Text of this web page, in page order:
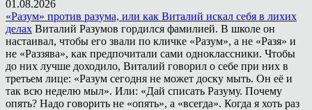
01.08.2026
«Разум» против разума, или как Виталий искал себя в лихих
делах Виталий Разумов гордился фамилией. В школе он
настаивал, чтобы его звали по кличке «Разум», а не «Разя» и
не «Раззява», как предпочитали сами одноклассники. Чтобы
до них лучше доходило, Виталий говорил о себе при них в
третьем лице: «Разум сегодня не может доску мыть. Он её и
так всю неделю мыл». Или: «Дай списать Разуму. Почему
опять? Надо говорить не «опять», а «всегда». Когда я хоть раз